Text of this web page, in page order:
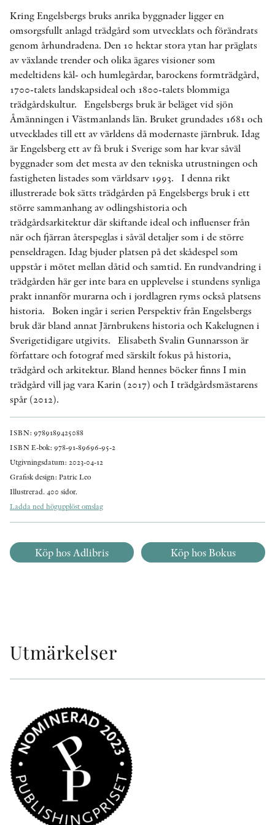
Kring Engelsbergs bruks anrika byggnader ligger en
omsorgsfullt anlagd trädgård som utvecklats och förändrats
genom århundradena. Den 10 hektar stora ytan har präglats
av växlande trender och olika ägares visioner som
medeltidens kål- och humlegårdar, barockens formträdgård,
1700-talets landskapsideal och 1800-talets blommiga
trädgårdskultur. Engelsbergs bruk är beläget vid sjön
Åmänningen i Västmanlands län. Bruket grundades 1681 och
utvecklades till ett av världens då modernaste järnbruk. Idag
är Engelsberg ett av få bruk i Sverige som har kvar såväl
byggnader som det mesta av den tekniska utrustningen och
fastigheten listades som världsarv 1993. I denna rikt
illustrerade bok sätts trädgården på Engelsbergs bruk i ett
större sammanhang av odlingshistoria och
trädgårdsarkitektur där skiftande ideal och influenser från
när och fjärran återspeglas i såväl detaljer som i de större
penseldragen. Idag bjuder platsen på det skådespel som
uppstår i mötet mellan dåtid och samtid. En rundvandring i
trädgården här ger inte bara en upplevelse i stundens synliga
prakt innanför murarna och i jordlagren ryms också platsens
historia. Boken ingår i serien Perspektiv från Engelsbergs
bruk där bland annat Järnbrukens historia och Kakelugnen i
Sverigetidigare utgivits. Elisabeth Svalin Gunnarsson är
författare och fotograf med särskilt fokus på historia,
trädgård och arkitektur. Bland hennes böcker finns I min
trädgård vill jag vara Karin (2017) och I trädgårdsmästarens
spår (2012).
ISBN: 9789189425088
ISBN E-bok: 978-91-89696-95-2
Utgivningsdatum: 2023-04-12
Grafisk design: Patric Leo
Illustrerad. 400 sidor.
Ladda ned högupplöst omslag
Köp hos Adlibris Köp hos Bokus
Utmärkelser